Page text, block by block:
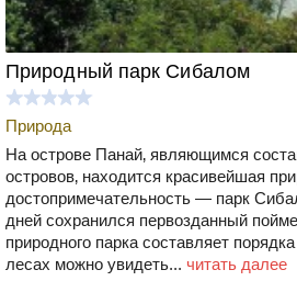
Природный парк Сибалом
Природа
На острове Панай‚ являющимся
островов‚ находится красивейшая
достопримечательность — парк
дней сохранился первозданный
природного парка составляет
лесах можно увидеть... читать далее